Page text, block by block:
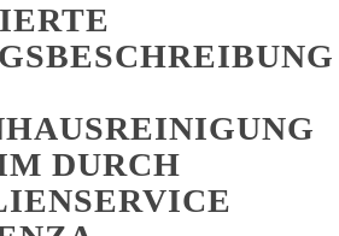
DURCH